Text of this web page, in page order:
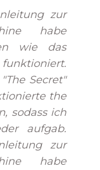
zur
habe
wie das
Secret"
the
sodass ich
aufgab.
zur
habe